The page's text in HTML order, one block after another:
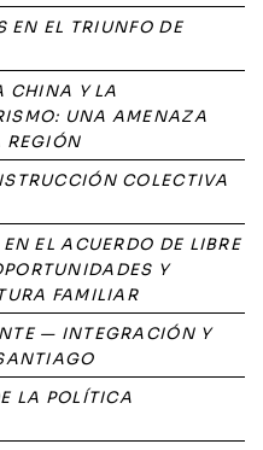
EN EL TRIUNFO DE
CHINA Y LA
UNA AMENAZA
REGIÓN
COLECTIVA
EL ACUERDO DE LIBRE
Y
FAMILIAR
— INTEGRACIÓN Y
LA POLÍTICA